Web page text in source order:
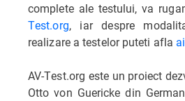
complete ale testului, va
Test.org, iar despre
realizare a testelor puteti afla
AV-Test.org este un proiect
Otto von Guericke din